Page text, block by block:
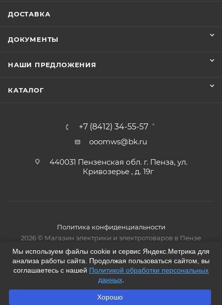
ПОД ЗАКАЗ
ДОСТАВКА
ДОКУМЕНТЫ
НАШИ ПРЕДЛОЖЕНИЯ
КАТАЛОГ
+7 (8412) 34-55-57
ooomws@bk.ru
440031 Пензенская обл. г. Пенза, ул.
Кривозерье , д. 19г
Политика конфиденциальности
2026 © Магазин электрики и электротоваров в Пензе
Мы используем файлы cookie и сервис Яндекс.Метрика для
анализа работы сайта. Продолжая пользоваться сайтом, вы
соглашаетесь с нашей Политикой обработки персональных
данных.
Хорошо